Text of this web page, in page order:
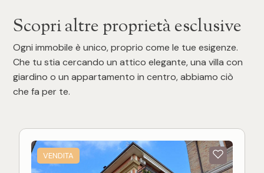
Scopri altre proprietà esclusive
Ogni immobile è unico, proprio come le tue esigenze.
Che tu stia cercando un attico elegante, una villa con
giardino o un appartamento in centro, abbiamo ciò
che fa per te.
VENDITA